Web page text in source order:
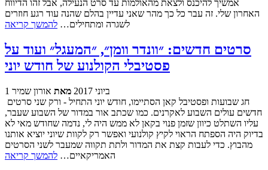
אמשיך להיכנס ולצאת מהאולמות עד סרט הנעילה, אבל זהו הדיווח
האחרון שלי. זה עבר כל כך מהר שאני עדיין בהלם שהנה עוד רגע חוזרים
לשגרה ומתחילים… להמשך קריאה
סרטים חדשים: ״וונדר וומן״, ״המעגל״ ועוד על
פסטיבלי הקולנוע של חודש יוני
1 ביוני 2017 מאת אורון שמיר
חדשים עולים השבוע לאקרנים. כמו שכתב אור במדור של השבוע שעבר,
עליו השתלט כיוון שזמן פנוי בקאן לא ממש היה לי, נדמה שחודש מאי לא
בדיוק היה הספתח הראוי לקיץ קולנועי ואפשר רק לקוות שיוני יוציא אותנו
מהבוץ. כדי לעבות קצת את המדור ולתת תקווה שמעבר לשני הסרטים
האמריקאיים… להמשך קריאה